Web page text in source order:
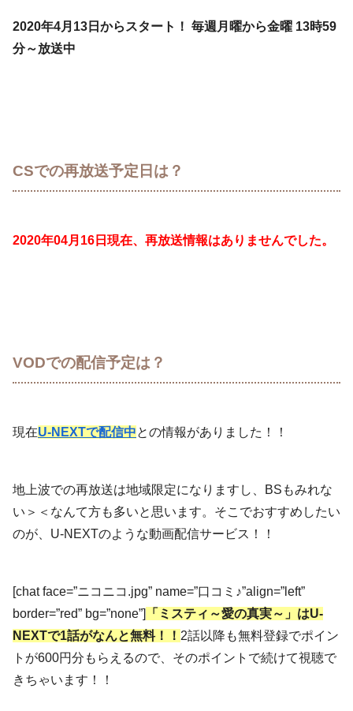
2020年4月13日からスタート！ 毎週月曜から金曜 13時59
分～放送中
CSでの再放送予定日は？
2020年04月16日現在、再放送情報はありませんでした。
VODでの配信予定は？
現在U-NEXTで配信中との情報がありました！！
地上波での再放送は地域限定になりますし、BSもみれな
い＞＜なんて方も多いと思います。そこでおすすめしたい
のが、U-NEXTのような動画配信サービス！！
[chat face=”ニコニコ.jpg” name=”口コミ♪”align=”left”
border=”red” bg=”none”]
「ミスティ～愛の真実～ 」 はU-
NEXTで1話がなんと無料！！ 2話以降も無料登録でポイン
トが600円分もらえるので、そのポイントで続けて視聴で
きちゃいます！！